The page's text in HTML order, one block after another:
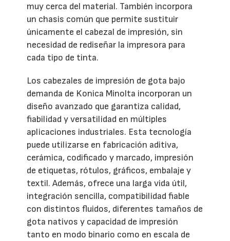
muy cerca del material. También incorpora
un chasis común que permite sustituir
únicamente el cabezal de impresión, sin
necesidad de rediseñar la impresora para
cada tipo de tinta.
Los cabezales de impresión de gota bajo
demanda de Konica Minolta incorporan un
diseño avanzado que garantiza calidad,
fiabilidad y versatilidad en múltiples
aplicaciones industriales. Esta tecnología
puede utilizarse en fabricación aditiva,
cerámica, codificado y marcado, impresión
de etiquetas, rótulos, gráficos, embalaje y
textil. Además, ofrece una larga vida útil,
integración sencilla, compatibilidad fiable
con distintos fluidos, diferentes tamaños de
gota nativos y capacidad de impresión
tanto en modo binario como en escala de